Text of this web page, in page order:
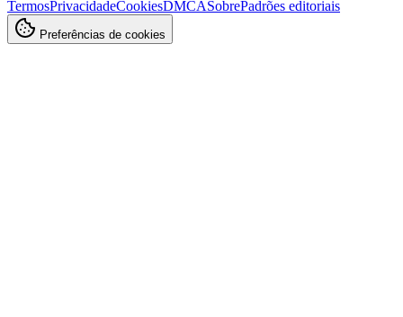
TermosPrivacidadeCookiesDMCASobrePadrões editoriais
Preferências de cookies